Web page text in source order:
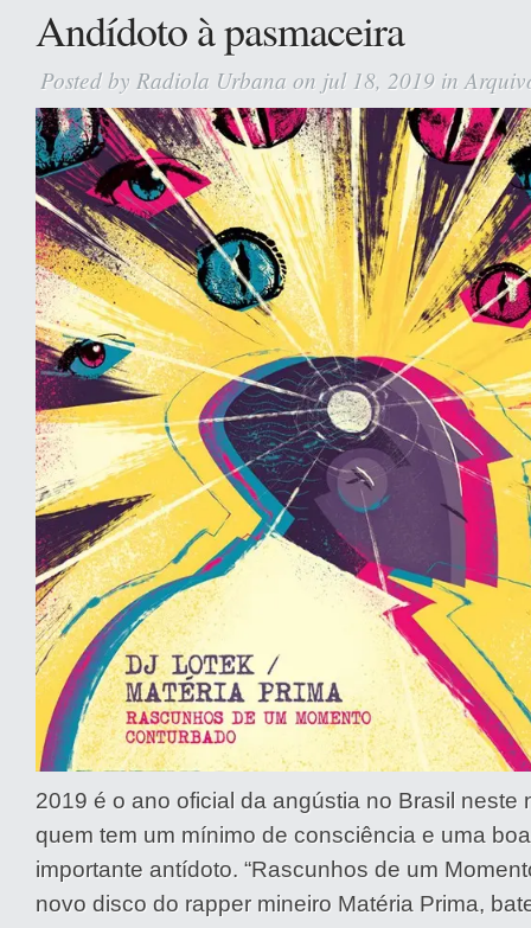
Andídoto à pasmaceira
Posted by Radiola Urbana on jul 18, 2019 in
2019 é o ano oficial da angústia no Brasil neste
quem tem um mínimo de consciência e uma
importante antídoto. “Rascunhos de um
novo disco do rapper mineiro Matéria Prima,